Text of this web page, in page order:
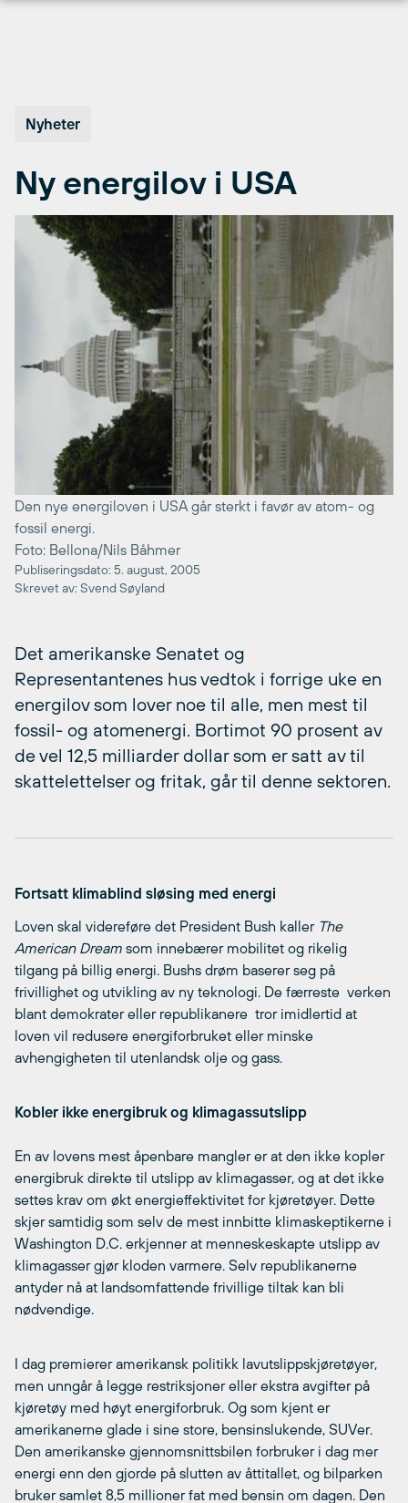
Nyheter
Ny energilov i USA
Den nye energiloven i USA går sterkt i favør av atom- og
fossil energi.
Foto: Bellona/Nils Båhmer
Publiseringsdato: 5. august, 2005
Skrevet av: Svend Søyland
Det amerikanske Senatet og
Representantenes hus vedtok i forrige uke en
energilov som lover noe til alle, men mest til
fossil- og atomenergi. Bortimot 90 prosent av
de vel 12,5 milliarder dollar som er satt av til
skattelettelser og fritak, går til denne sektoren.
Fortsatt klimablind sløsing med energi
Loven skal videreføre det President Bush kaller  The
American Dream  som innebærer mobilitet og rikelig
tilgang på billig energi. Bushs drøm baserer seg på
frivillighet og utvikling av ny teknologi. De færreste  verken
blant demokrater eller republikanere  tror imidlertid at
loven vil redusere energiforbruket eller minske
avhengigheten til utenlandsk olje og gass.
Kobler ikke energibruk og klimagassutslipp
En av lovens mest åpenbare mangler er at den ikke kopler
energibruk direkte til utslipp av klimagasser, og at det ikke
settes krav om økt energieffektivitet for kjøretøyer. Dette
skjer samtidig som selv de mest innbitte klimaskeptikerne i
Washington D.C. erkjenner at menneskeskapte utslipp av
klimagasser gjør kloden varmere. Selv republikanerne
antyder nå at landsomfattende frivillige tiltak kan bli
nødvendige.
I dag premierer amerikansk politikk lavutslippskjøretøyer,
men unngår å legge restriksjoner eller ekstra avgifter på
kjøretøy med høyt energiforbruk. Og som kjent er
amerikanerne glade i sine store, bensinslukende, SUVer.
Den amerikanske gjennomsnittsbilen forbruker i dag mer
energi enn den gjorde på slutten av åttitallet, og bilparken
bruker samlet 8,5 millioner fat med bensin om dagen. Den